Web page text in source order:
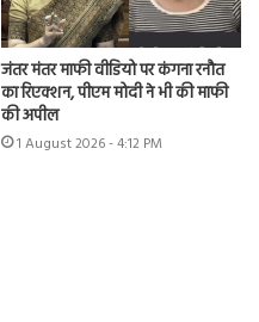
जंतर मंतर माफी वीडियो पर कंगना रनौत
का रिएक्शन, पीएम मोदी ने भी की माफी
की अपील
1 August 2026 - 4:12 PM